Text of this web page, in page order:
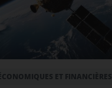
ET FINANCIÈRES